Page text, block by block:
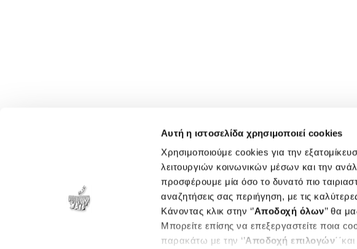
Αυτή η ιστοσελίδα χρησιμοποιεί cookies
Χρησιμοποιούμε cookies για την
λειτουργιών κοινωνικών μέσων και την
προσφέρουμε μία όσο το δυνατό πιο
αναζητήσεις σας περιήγηση, με τις
Κάνοντας κλικ στην ‘’Αποδοχή όλων’’ θα
Μπορείτε επίσης να επεξεργαστείτε ποια
παρακάτω με την ‘’Αποδοχή επιλογών